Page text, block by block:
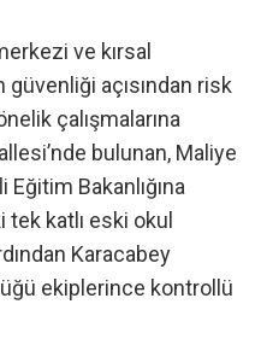
ve kırsal
açısından risk
çalışmalarına
bulunan, Maliye
Eğitim Bakanlığına
katlı eski okul
Karacabey
ekiplerince kontrollü